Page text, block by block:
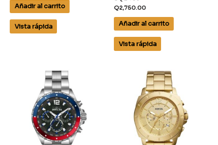
Añadir al carrito
Vista rápida
Q2,750.00
Añadir al carrito
Vista rápida